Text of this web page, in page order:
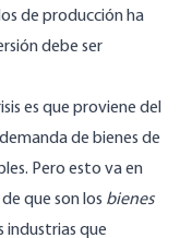
de producción ha
debe ser
es que proviene del
de bienes de
Pero esto va en
que son los bienes
industrias que